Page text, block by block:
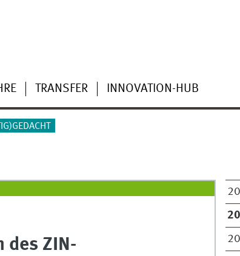
TRANSFER INNOVATION-HUB
des ZIN-